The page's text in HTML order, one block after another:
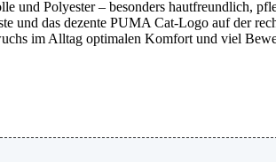
und Polyester – besonders hautfreundlich,
und das dezente PUMA Cat-Logo auf der
im Alltag optimalen Komfort und viel